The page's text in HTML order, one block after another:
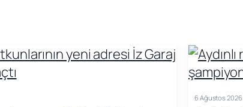
6 Ağustos 2026